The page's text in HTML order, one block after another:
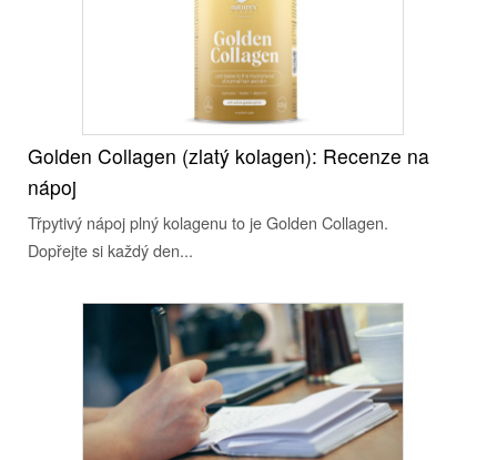
Golden Collagen (zlatý kolagen): Recenze na
nápoj
Třpytivý nápoj plný kolagenu to je Golden Collagen.
Dopřejte si každý den...